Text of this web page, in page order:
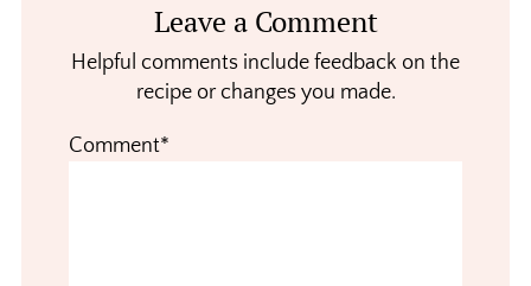
InteractionsLeave a Comment
Helpful comments include feedback on the
recipe or changes you made.
Comment*